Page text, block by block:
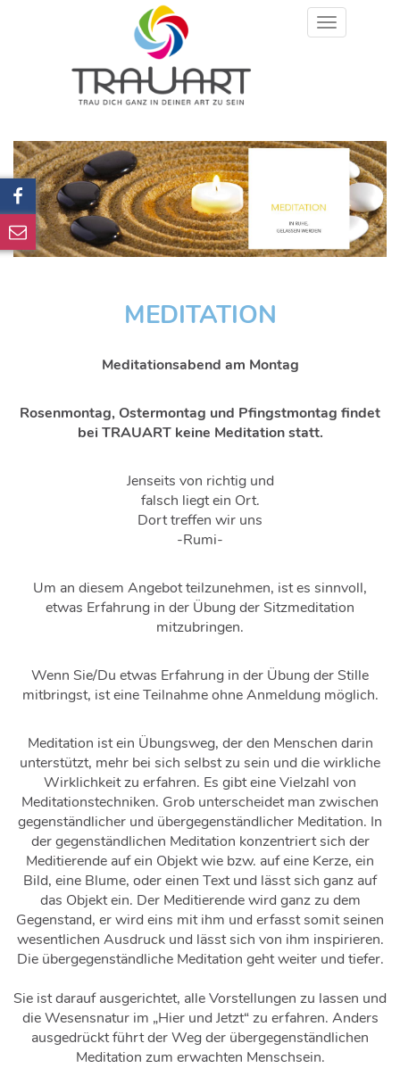
Toggle
MEDITATION
Meditationsabend am Montag
Rosenmontag, Ostermontag und Pfingstmontag findet
bei TRAUART keine Meditation statt.
Jenseits von richtig und
falsch liegt ein Ort.
Dort treffen wir uns
-Rumi-
Um an diesem Angebot teilzunehmen, ist es sinnvoll,
etwas Erfahrung in der Übung der Sitzmeditation
mitzubringen.
Wenn Sie/Du etwas Erfahrung in der Übung der Stille
mitbringst, ist eine Teilnahme ohne Anmeldung möglich.
Meditation ist ein Übungsweg, der den Menschen darin
unterstützt, mehr bei sich selbst zu sein und die wirkliche
Wirklichkeit zu erfahren. Es gibt eine Vielzahl von
Meditationstechniken. Grob unterscheidet man zwischen
gegenständlicher und übergegenständlicher Meditation. In
der gegenständlichen Meditation konzentriert sich der
Meditierende auf ein Objekt wie bzw. auf eine Kerze, ein
Bild, eine Blume, oder einen Text und lässt sich ganz auf
das Objekt ein. Der Meditierende wird ganz zu dem
Gegenstand, er wird eins mit ihm und erfasst somit seinen
wesentlichen Ausdruck und lässt sich von ihm inspirieren.
Die übergegenständliche Meditation geht weiter und tiefer.
Sie ist darauf ausgerichtet, alle Vorstellungen zu lassen und
die Wesensnatur im „Hier und Jetzt“ zu erfahren. Anders
ausgedrückt führt der Weg der übergegenständlichen
Meditation zum erwachten Menschsein.